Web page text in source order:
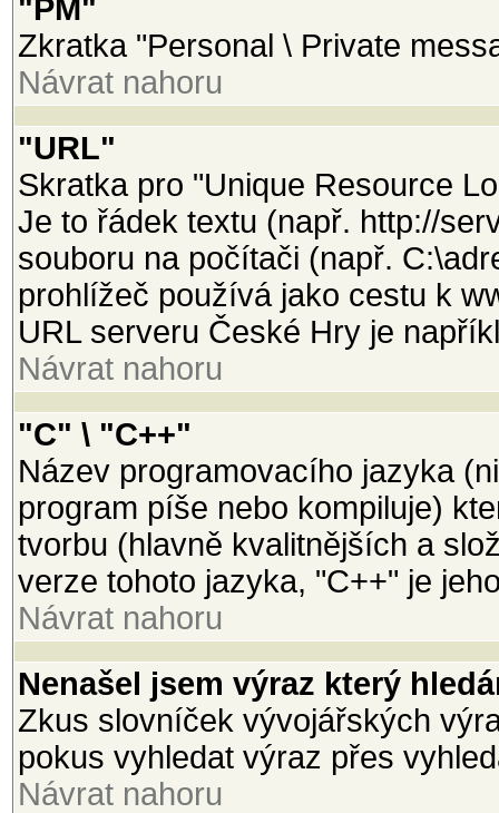
"PM"
Zkratka "Personal \ Private
Návrat nahoru
"URL"
Skratka pro "Unique Resource
Je to řádek textu (např. http://
souboru na počítači (např.
prohlížeč používá jako cestu k
URL serveru České Hry je
Návrat nahoru
"C" \ "C++"
Název programovacího jazyka
program píše nebo kompiluje)
tvorbu (hlavně kvalitnějších a
verze tohoto jazyka, "C++" je
Návrat nahoru
Nenašel jsem výraz který
Zkus slovníček vývojářských
pokus vyhledat výraz přes
Návrat nahoru